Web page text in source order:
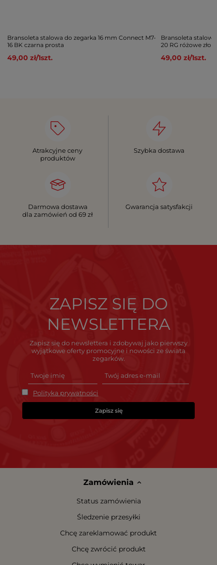
Bransoleta stalowa do zegarka 16 mm Connect M7-
16 BK czarna prosta
49,00 zł/1szt.
Bransoleta
20 RG różowe
49,00 zł/1szt.
Atrakcyjne ceny
produktów
Szybka dostawa
Darmowa dostawa
dla zamówień od 69 zł
Gwarancja satysfakcji
ZAPISZ SIĘ DO
NEWSLETTERA
Zapisz się do newslettera i zdobywaj jako pierwszy
wyjątkowe oferty promocyjne i nowości ze świata
zegarków.
Polityka prywatności
Zapisz się
Zamówienia
Status zamówienia
Śledzenie przesyłki
Chcę zareklamować produkt
Chcę zwrócić produkt